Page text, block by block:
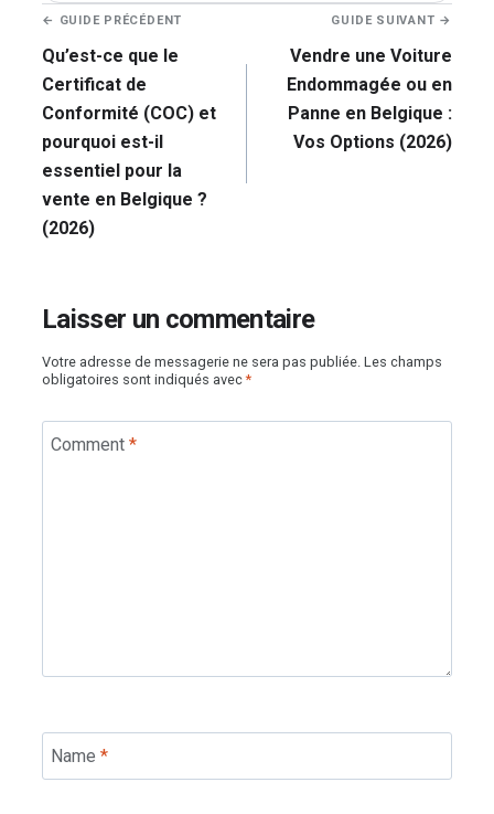
Navigation
de
l’article
← GUIDE PRÉCÉDENT
Qu’est-ce que le
Certificat de
Conformité (COC) et
pourquoi est-il
essentiel pour la
vente en Belgique ?
(2026)
GUIDE SUIVANT →
Vendre une Voiture
Endommagée ou en
Panne en Belgique :
Vos Options (2026)
Laisser un commentaire
Votre adresse de messagerie ne sera pas publiée. Les champs
obligatoires sont indiqués avec*
Comment *
Name *